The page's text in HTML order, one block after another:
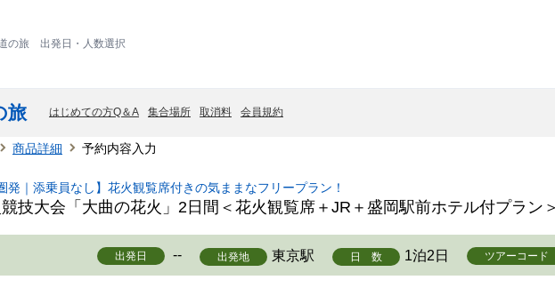
の旅 出発日・人数選択
旅 はじめての方Q＆A 集合場所 取消料 会員規約
商品詳細 予約内容入力
発｜添乗員なし】花火観覧席付きの気ままなフリープラン！
技大会「大曲の花火」2日間＜花火観覧席＋JR＋盛岡駅前ホテル付プラン＞
出発日 -- 出発地 東京駅 日 数 1泊2日 ツアーコード